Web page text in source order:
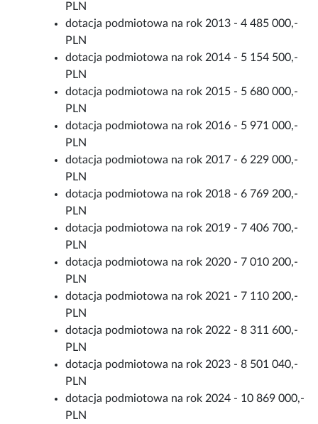
PLN
dotacja podmiotowa na rok 2013 - 4 485 000,-
PLN
dotacja podmiotowa na rok 2014 - 5 154 500,-
PLN
dotacja podmiotowa na rok 2015 - 5 680 000,-
PLN
dotacja podmiotowa na rok 2016 - 5 971 000,-
PLN
dotacja podmiotowa na rok 2017 - 6 229 000,-
PLN
dotacja podmiotowa na rok 2018 - 6 769 200,-
PLN
dotacja podmiotowa na rok 2019 - 7 406 700,-
PLN
dotacja podmiotowa na rok 2020 - 7 010 200,-
PLN
dotacja podmiotowa na rok 2021 - 7 110 200,-
PLN
dotacja podmiotowa na rok 2022 - 8 311 600,-
PLN
dotacja podmiotowa na rok 2023 - 8 501 040,-
PLN
dotacja podmiotowa na rok 2024 - 10 869 000,-
PLN